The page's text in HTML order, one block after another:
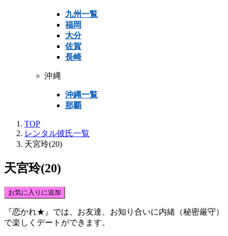
九州一覧
福岡
大分
佐賀
長崎
沖縄
沖縄一覧
那覇
TOP
レンタル彼氏一覧
天宮玲(20)
天宮玲(20)
お気に入りに追加
『恋かれ★』では、 お友達、お知り合いに内緒（秘密厳守）
で楽しくデート ができます。